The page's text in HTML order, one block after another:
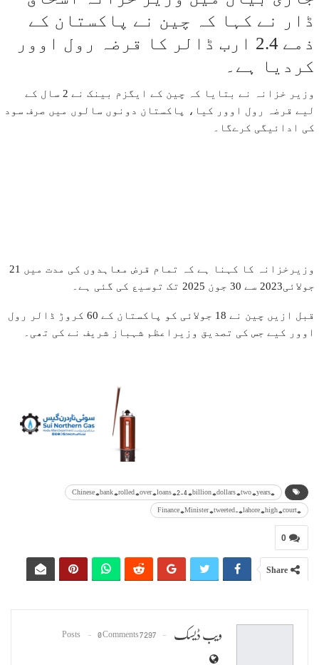
ڈار نے کہا کہ چین نے پاکستان کے
ذمے 2.4 ارب ڈالر کا قرضہ رول اوور
کردیا ہے۔
وزیر خزانہ نے بتایا کہ چین کے ایگزم بینک نے 2 سال کے
لیے قرضہ رول اوور کیا، پاکستان دونوں سالوں میں صرف سود
کی ادائیگی کرےگا۔
وزیرخزانہ کا کہنا ہے کہ تمام قرض معاہدوں کی مدت میں 21
جولائی2023 سے 30 جون 2025 تک توسیع کی گئی ہے۔
قبل ازیں چین نے 18 جولائی کو پاکستان کے 60 کروڑ ڈالر رول
اوور کیے جس کی تصدیق وزیراعظم شہباز شریف نے کی تھی۔
0
Share
ویب ڈیسک 7297 Posts
0 Comments